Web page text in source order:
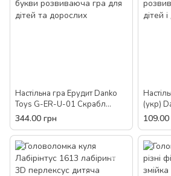
Настільна гра Ерудит Danko
Toys G-ER-U-01 Скрабл
стратегія слова букви
розвиваюча гра для дітей та
дорослих
344.00 грн
(укр)
картки
109.00